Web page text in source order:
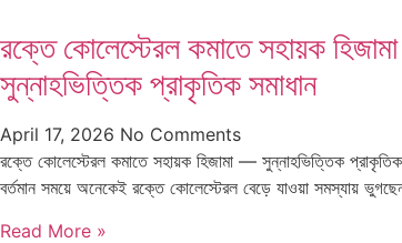
রক্তে কোলেস্টেরল কমাতে সহায়ক
সুন্নাহভিত্তিক প্রাকৃতিক সমাধান
April 17, 2026 No Comments
রক্তে কোলেস্টেরল কমাতে সহায়ক হিজামা — সুন্নাহভিত্তিক
বর্তমান সময়ে অনেকেই রক্তে কোলেস্টেরল বেড়ে যাওয়া সমস্যায়
Read More »